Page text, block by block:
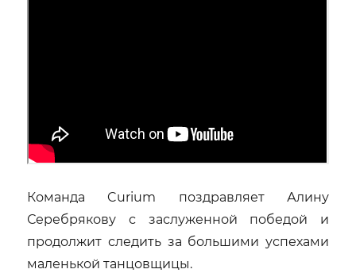
Команда Curium поздравляет Алину
Серебрякову с заслуженной победой и
продолжит следить за большими успехами
маленькой танцовщицы.